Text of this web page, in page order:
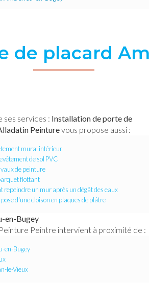
de placard
ses services : Installation de porte de
Peinturevous propose aussi :
mural intérieur
de sol PVC
de peinture
flottant
repeindre un mur après un dégât des eaux
pose d'une cloison en plaques de plâtre
en-Bugey
Peintre intervient à proximité de :
en-Bugey
le-Vieux